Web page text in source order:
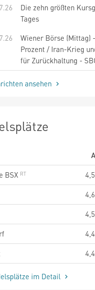
Die zehn größten
Tages
Wiener Börse (Mittag)
Prozent / Iran-Krieg
für Zurückhaltung -
ansehen
BSX
im Detail